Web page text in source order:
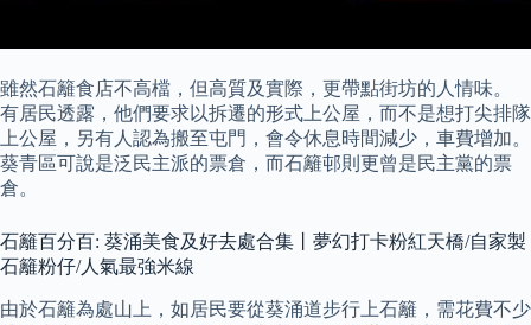
雖然石籬食店不高檔，但高質及實際，更帶點街坊的人情味。
有居民透露，他們要求以拆遷的形式上公屋，而不是想打尖排隊
上公屋，另有人認為搬至屯門，會令休息時間減少，車費增加。
葵青區可說是泛民主派的票倉，而石籬邨則更曾是民主黨的票
倉。
石籬百分百: 葵涌美食及好去處合集丨夢幻打卡粉紅天橋/自家製
石籬粉仔/人氣最強米線
由於石籬為處山上，如居民要從葵涌道步行上石籬，需花費不少